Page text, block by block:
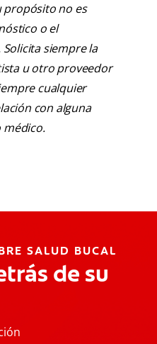
propósito no es
o el
siempre la
u otro proveedor
cualquier
con alguna
SALUD BUCAL
de su